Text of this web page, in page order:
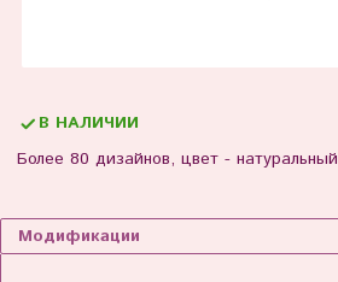
Более 80 дизайнов, цвет - натуральный
В НАЛИЧИИ
Модификации